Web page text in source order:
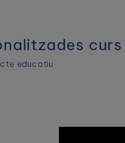
educatiu